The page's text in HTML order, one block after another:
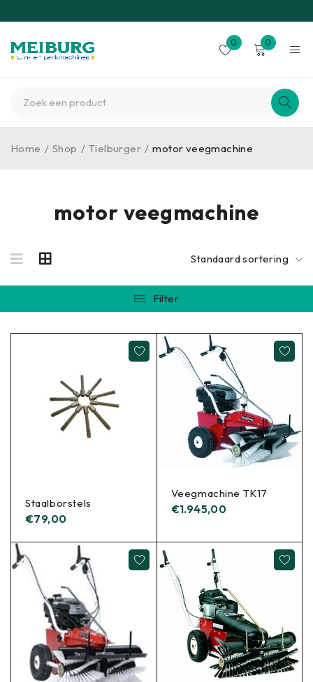
0 0
motor veegmachine
Home / Shop / Tielburger / motor veegmachine
Standaard sortering
Filter
Staalborstels
€79,00
Veegmachine TK17
€1.945,00